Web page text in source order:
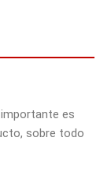
es
sobre todo